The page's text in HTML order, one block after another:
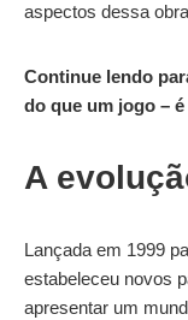
aspectos dessa
Continue lendo
do que um jogo –
A
Lançada em 1999
estabeleceu novos
apresentar um